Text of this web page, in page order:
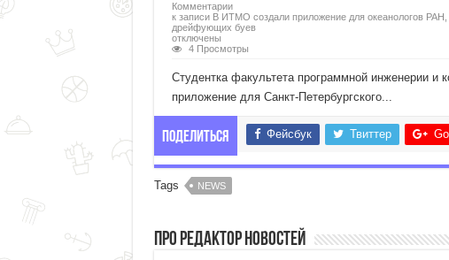
Комментарии
к записи В ИТМО создали приложение для океанологов РАН,
дрейфующих буев
отключены
4 Просмотры
Студентка факультета программной инженерии
приложение для Санкт-Петербургского...
Поделиться Фейсбук Твиттер
Tags NEWS
Про Редактор Новостей